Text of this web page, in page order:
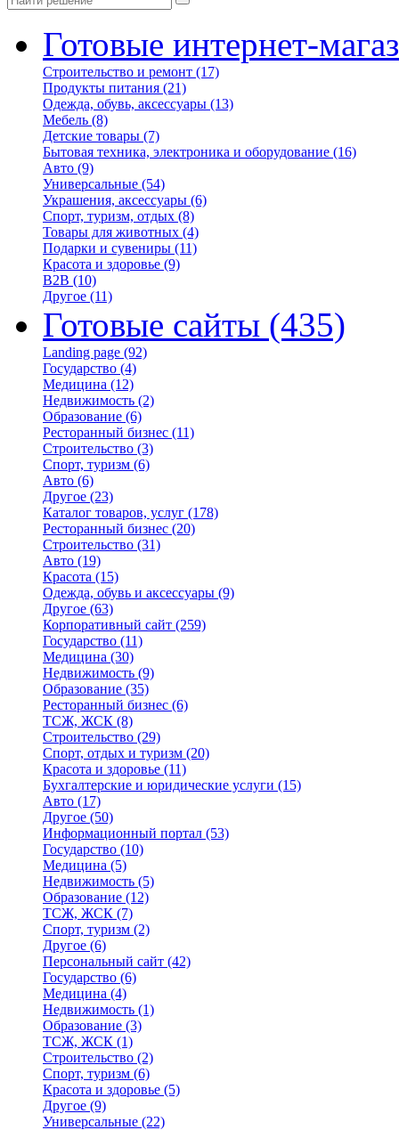
Готовые интернет-
Строительство и ремонт (17)
Продукты питания (21)
Одежда, обувь, аксессуары (13)
Мебель (8)
Детские товары (7)
Бытовая техника, электроника и оборудование (16)
Авто (9)
Универсальные (54)
Украшения, аксессуары (6)
Спорт, туризм, отдых (8)
Товары для животных (4)
Подарки и сувениры (11)
Красота и здоровье (9)
B2B (10)
Другое (11)
Готовые сайты (435)
Landing page (92)
Государство (4)
Медицина (12)
Недвижимость (2)
Образование (6)
Ресторанный бизнес (11)
Строительство (3)
Спорт, туризм (6)
Авто (6)
Другое (23)
Каталог товаров, услуг (178)
Ресторанный бизнес (20)
Строительство (31)
Авто (19)
Красота (15)
Одежда, обувь и аксессуары (9)
Другое (63)
Корпоративный сайт (259)
Государство (11)
Медицина (30)
Недвижимость (9)
Образование (35)
Ресторанный бизнес (6)
ТСЖ, ЖСК (8)
Строительство (29)
Спорт, отдых и туризм (20)
Красота и здоровье (11)
Бухгалтерские и юридические услуги (15)
Авто (17)
Другое (50)
Информационный портал (53)
Государство (10)
Медицина (5)
Недвижимость (5)
Образование (12)
ТСЖ, ЖСК (7)
Спорт, туризм (2)
Другое (6)
Персональный сайт (42)
Государство (6)
Медицина (4)
Недвижимость (1)
Образование (3)
ТСЖ, ЖСК (1)
Строительство (2)
Спорт, туризм (6)
Красота и здоровье (5)
Другое (9)
Универсальные (22)